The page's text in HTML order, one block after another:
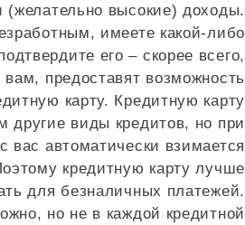
(желательно высокие) доходы.
имеете какой-либо
его – скорее всего,
вам, предоставят возможность
карту. Кредитную карту
другие виды кредитов, но при
вас автоматически взимается
кредитную карту лучше
для безналичных платежей.
но не в каждой кредитной